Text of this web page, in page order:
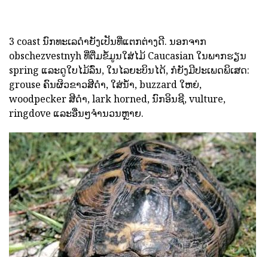
3 coast ນົກທະເລດໍາຍັງເປັນທີ່ແຕກຕ່າງດີ. ນອກຈາກ
obschezvestnyh ທີ່ຕື່ມຂໍ້ມູນໃສ່ໄມ້ Caucasian ໃນພາກຮຽນ
spring ແລະດູໃບໄມ້ລົ່ນ, ໃນໄລຍະບິນໄດ້, ກໍຍັງມີປະເພດພິເສດ:
grouse ຄົນຜິວຂາວສີດໍາ, ໃສ່ນ້ໍາ, buzzard ໃຫຍ່,
woodpecker ສີດໍາ, lark horned, ນົກອິນຊີ, vulture,
ringdove ແລະອື່ນໆຈໍານວນຫຼາຍ.